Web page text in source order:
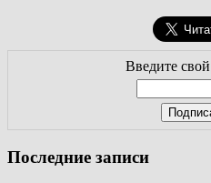
Введите
Последние записи